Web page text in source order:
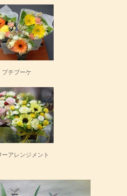
プチブーケ
ーアレンジメント